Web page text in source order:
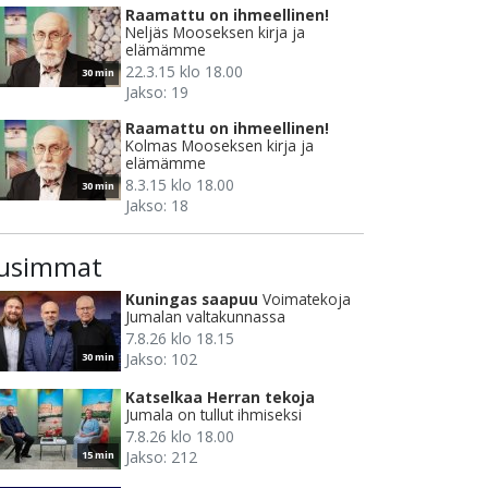
30 min
Raamattu on ihmeellinen!
Neljäs Mooseksen kirja ja
elämämme
22.3.15 klo 18.00
Jakso: 19
30 min
Raamattu on ihmeellinen!
Kolmas Mooseksen kirja ja
elämämme
8.3.15 klo 18.00
Jakso: 18
30 min
Kuningas saapuu Voimatekoja
Jumalan valtakunnassa
7.8.26 klo 18.15
Jakso: 102
15 min
Katselkaa Herran tekoja
Jumala on tullut ihmiseksi
7.8.26 klo 18.00
Jakso: 212